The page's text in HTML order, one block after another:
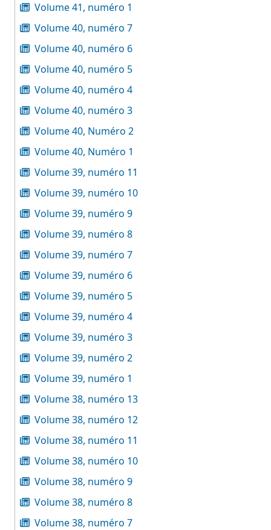
Volume 41, numéro 1
Volume 40, numéro 7
Volume 40, numéro 6
Volume 40, numéro 5
Volume 40, numéro 4
Volume 40, numéro 3
Volume 40, Numéro 2
Volume 40, Numéro 1
Volume 39, numéro 11
Volume 39, numéro 10
Volume 39, numéro 9
Volume 39, numéro 8
Volume 39, numéro 7
Volume 39, numéro 6
Volume 39, numéro 5
Volume 39, numéro 4
Volume 39, numéro 3
Volume 39, numéro 2
Volume 39, numéro 1
Volume 38, numéro 13
Volume 38, numéro 12
Volume 38, numéro 11
Volume 38, numéro 10
Volume 38, numéro 9
Volume 38, numéro 8
Volume 38, numéro 7